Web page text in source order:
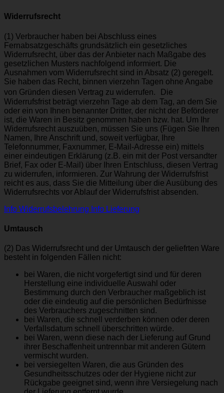
Widerrufsrecht
(1) Verbraucher haben bei Abschluss eines
Fernabsatzgeschäfts grundsätzlich ein gesetzliches
Widerrufsrecht, über das der Anbieter nach Maßgabe des
gesetzlichen Musters nachfolgend informiert. Die
Ausnahmen vom Widerrufsrecht sind in Absatz (2) geregelt.
Sie haben das Recht, binnen vierzehn Tagen ohne Angabe
von Gründen diesen Vertrag zu widerrufen. Die
Widerrufsfrist beträgt vierzehn Tage ab dem Tag, an dem Sie
oder ein von Ihnen benannter Dritter, der nicht der Beförderer
ist, die Waren in Besitz genommen haben bzw. hat. Um Ihr
Widerrufsrecht auszuüben, müssen Sie uns (Fügen Sie Ihren
Namen, Ihre Anschrift und, soweit verfügbar, Ihre
Telefonnummer, Faxnummer, E-Mail-Adresse ein) mittels
einer eindeutigen Erklärung (z.B. ein mit der Post versandter
Brief, Fax oder E-Mail) über Ihren Entschluss, diesen Vertrag
zu widerrufen, informieren. Zur Wahrung der Widerrufsfrist
reicht es aus, dass Sie die Mitteilung über die Ausübung des
Widerrufsrechts vor Ablauf der Widerrufsfrist absenden.
Info Widerrufsbelehrung Info Lieferung
Umtausch
(2) Das Widerrufsrecht und der Umtausch der geliefrten Ware
besteht in folgenden Fällen nicht:
bei Waren, die nicht vorgefertigt sind und für deren
Herstellung eine individuelle Auswahl oder
Bestimmung durch den Verbraucher maßgeblich ist
oder die eindeutig auf die persönlichen Bedürfnisse
des Verbrauchers zugeschnitten sind.
bei Waren, die schnell verderben können oder deren
Verfallsdatum schnell überschritten würde.
bei Waren, wenn diese nach der Lieferung auf Grund
ihrer Beschaffenheit untrennbar mit anderen Gütern
vermischt wurden.
bei versiegelten Waren, die aus Gründen des
Gesundheitsschutzes oder der Hygiene nicht zur
Rückgabe geeignet sind, wenn ihre Versiegelung nach